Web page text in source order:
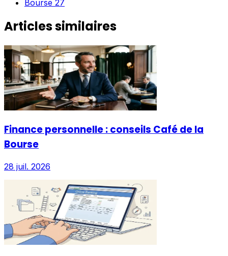
Bourse 27
Articles similaires
Finance personnelle : conseils Café de la
Bourse
28 juil. 2026